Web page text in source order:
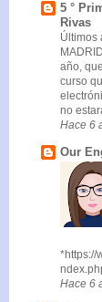
5 °
Rivas
Últimos
año,
curso
no
Hace 6
Our
*https://
Hace 6